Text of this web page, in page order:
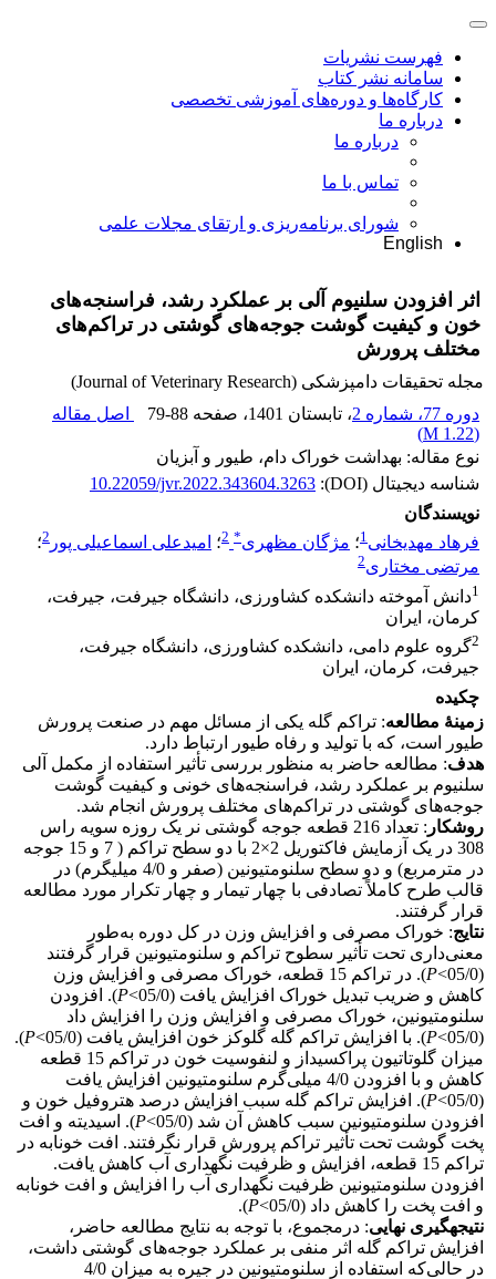
فهرست نشریات
سامانه نشر کتاب
کارگاه‌ها و دوره‌های آموزشی تخصصی
درباره ما
درباره ما
تماس با ما
شورای برنامه‌ریزی و ارتقای مجلات علمی
English
اثر افزودن سلنیوم آلی بر عملکرد رشد، فراسنجه‌های
خون و کیفیت گوشت جوجه‌های گوشتی در تراکم‌های
مختلف پرورش
مجله تحقیقات دامپزشکی (Journal of Veterinary Research)
دوره 77، شماره 2
، تابستان 1401 ، صفحه 79-88
اصل مقاله
(
1.22 M
)
نوع مقاله: بهداشت خوراک دام، طیور و آبزیان
شناسه دیجیتال (DOI):
10.22059/jvr.2022.343604.3263
نویسندگان
فرهاد مهدیخانی1؛ مژگان مظهری*
2؛ امیدعلی اسماعیلی پور 2؛
مرتضی مختاری2
1دانش آموخته دانشکده کشاورزی، دانشگاه جیرفت، جیرفت،
کرمان، ایران
2گروه علوم دامی، دانشکده کشاورزی، دانشگاه جیرفت،
جیرفت، کرمان، ایران
چکیده
زمینۀ مطالعه: تراکم گله یکی از مسائل مهم در صنعت پرورش
طیور است، که با تولید و رفاه طیور ارتباط دارد.
هدف: مطالعه حاضر به منظور بررسی تأثیر استفاده از مکمل آلی
سلنیوم بر عملکرد رشد، فراسنجه‌های خونی و کیفیت گوشت
جوجه‌های گوشتی در تراکم‌های مختلف پرورش انجام شد.
روشکار
: تعداد 216 قطعه جوجه گوشتی نر یک روزه سویه راس
308 در یک آزمایش فاکتوریل 2×2 با دو سطح تراکم ( 7 و 15 جوجه
در مترمربع) و دو سطح سلنومتیونین (صفر و 4/0 میلی‎گرم) در
قالب طرح کاملاً تصادفی با چهار تیمار و چهار تکرار مورد مطالعه
قرار گرفتند.
نتایج: خوراک مصرفی و افزایش وزن در کل دوره به‌طور
معنی‌داری تحت تأثیر سطوح تراکم و سلنومتیونین قرار گرفتند
(05/0>
P
). در تراکم 15 قطعه، خوراک مصرفی و افزایش وزن
کاهش و ضریب تبدیل خوراک افزایش یافت (05/0>
P). افزودن
سلنومتیونین، خوراک مصرفی و افزایش وزن را افزایش داد
(05/0>
P). با افزایش تراکم گله گلوکز خون افزایش یافت (05/0> P
).
میزان گلوتاتیون پراکسیداز و لنفوسیت خون در تراکم 15 قطعه
کاهش و با افزودن 4/0 میلی‌گرم سلنومتیونین افزایش یافت
(05/0>
P). افزایش تراکم گله سبب افزایش درصد هتروفیل‌ خون و
افزودن سلنومتیونین سبب کاهش آن شد (05/0>
P). اسیدیته و افت
پخت گوشت تحت تأثیر تراکم پرورش قرار نگرفتند. افت خونابه در
تراکم 15 قطعه، افزایش و ظرفیت نگهداری آب کاهش یافت.
افزودن سلنومتیونین ظرفیت نگهداری آب را افزایش و افت خونابه
و افت پخت را کاهش داد (05/0>
P
).
نتیجه­گیری نهایی: درمجموع، با توجه به نتایج مطالعه حاضر،
افزایش تراکم گله اثر منفی بر عملکرد جوجه‌های گوشتی داشت،
در حالی‌که استفاده از سلنومتیونین در جیره به میزان 4/0